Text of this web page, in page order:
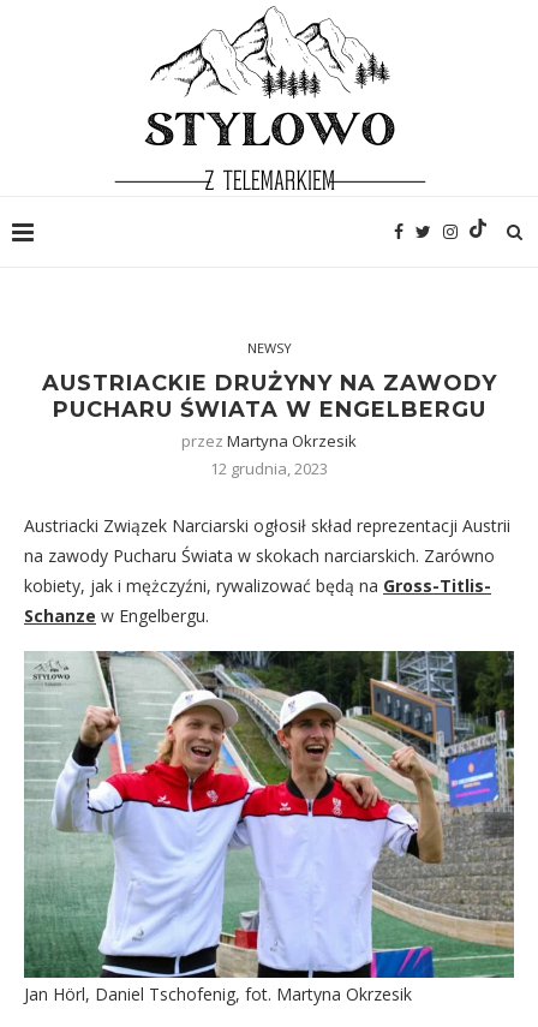
NEWSY
AUSTRIACKIE DRUŻYNY NA ZAWODY
PUCHARU ŚWIATA W ENGELBERGU
przez Martyna Okrzesik
12 grudnia, 2023
Austriacki Związek Narciarski ogłosił skład reprezentacji Austrii
na zawody Pucharu Świata w skokach narciarskich. Zarówno
kobiety, jak i mężczyźni, rywalizować będą na Gross-Titlis-
Schanze w Engelbergu.
Jan Hörl, Daniel Tschofenig, fot. Martyna Okrzesik